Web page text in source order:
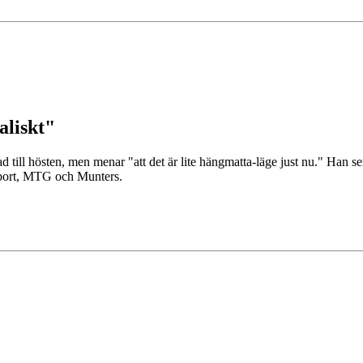
till hösten, men menar "att det är lite hängmatta-läge just nu." Han
MTG och Munters.